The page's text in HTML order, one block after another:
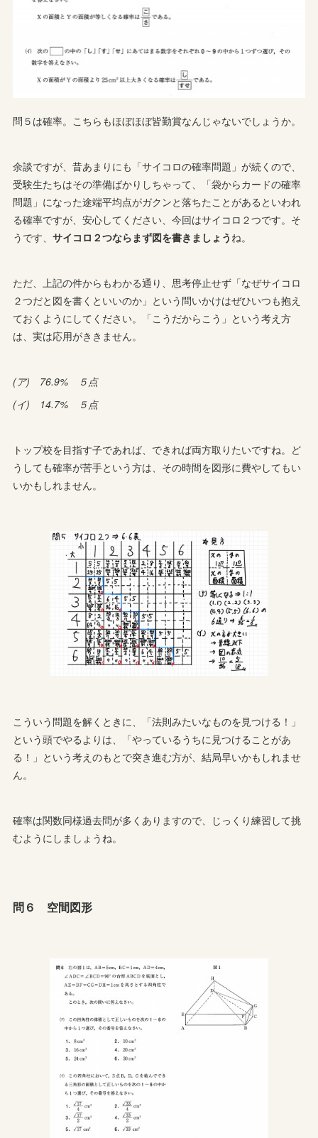
問５は確率。こちらもほぼほぼ皆勤賞なんじゃないでしょうか。
余談ですが、昔あまりにも「サイコロの確率問題」が続くので、
受験生たちはその準備ばかりしちゃって、「袋からカードの確率
問題」になった途端平均点がガクンと落ちたことがあるといわれ
る確率ですが、安心してください、今回はサイコロ２つです。そ
うです、サイコロ２つならまず図を書きましょう ね。
ただ、上記の件からもわかる通り、思考停止せず「なぜサイコロ
２つだと図を書くといいのか」という問いかけはぜひいつも抱え
ておくようにしてください。「こうだからこう」という考え方
は、実は応用がききません。
(ア) 76.9% ５点
(イ) 14.7% ５点
トップ校を目指す子であれば、できれば両方取りたいですね。ど
うしても確率が苦手という方は、その時間を図形に費やしてもい
いかもしれません。
こういう問題を解くときに、「法則みたいなものを見つける！」
という頭でやるよりは、「やっているうちに見つけることがあ
る！」という考えのもとで突き進む方が、結局早いかもしれませ
ん。
確率は関数同様過去問が多くありますので、じっくり練習して挑
むようにしましょうね。
問６ 空間図形